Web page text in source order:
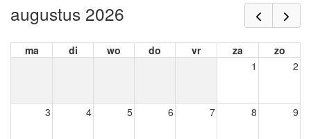
augustus 2026
ma di wo do vr za
zo
1
2
3 4 5 6 7 8 9